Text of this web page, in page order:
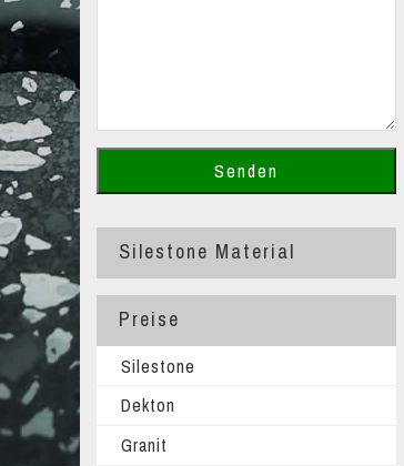
Silestone Material
Preise
Silestone
Dekton
Granit